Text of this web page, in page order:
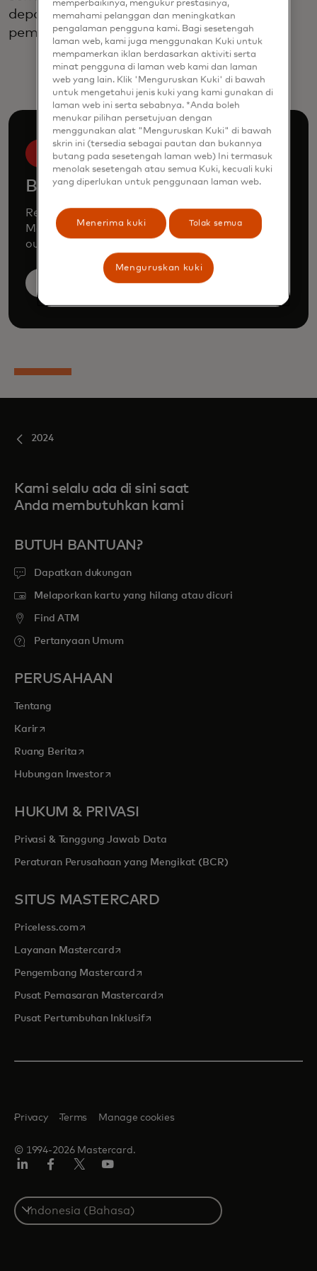
depan dalam menghubungkan sistem
pembayaran instan.
Book a demo
Request a personalized demo to learn how
Mastercard can enhance your business through
our products and services.
Book a demo
2024
Kami selalu ada di sini saat
Anda membutuhkan kami
BUTUH BANTUAN?
Dapatkan dukungan
Melaporkan kartu yang hilang atau dicuri
Find ATM
Pertanyaan Umum
PERUSAHAAN
Tentang
Kariropens in a new tab
Ruang Berita opens in a new tab
Hubungan Investoropens in a new tab
HUKUM & PRIVASI
Privasi & Tanggung Jawab Data
Peraturan Perusahaan yang Mengikat (BCR)
SITUS MASTERCARD
Priceless.com opens in a new tab
Layanan Mastercardopens in a new tab
Pengembang Mastercard opens in a new tab
Pusat Pemasaran Mastercardopens in a new tab
Pusat Pertumbuhan Inklusifopens in a new tab
© 1994-2026 Mastercard.
Privacy Terms Manage cookies
Select
a
country
memperbaikinya, mengukur prestasinya,
memahami pelanggan dan meningkatkan
pengalaman pengguna kami. Bagi sesetengah
laman web, kami juga menggunakan Kuki untuk
mempamerkan iklan berdasarkan aktiviti serta
minat pengguna di laman web kami dan laman
web yang lain. Klik 'Menguruskan Kuki' di bawah
untuk mengetahui jenis kuki yang kami gunakan di
laman web ini serta sebabnya. *Anda boleh
menukar pilihan persetujuan dengan
menggunakan alat "Menguruskan Kuki" di bawah
skrin ini (tersedia sebagai pautan dan bukannya
butang pada sesetengah laman web) Ini termasuk
menolak sesetengah atau semua Kuki, kecuali kuki
yang diperlukan untuk penggunaan laman web.
Menerima kuki Tolak semua
Menguruskan kuki